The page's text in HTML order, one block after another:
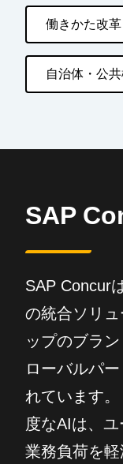
働きかた改革
自治体・公
SAP
SAP Concur
の統合ソリ
ップのブラ
ローバルパ
れています
度なAIは、ユ
業務負荷を